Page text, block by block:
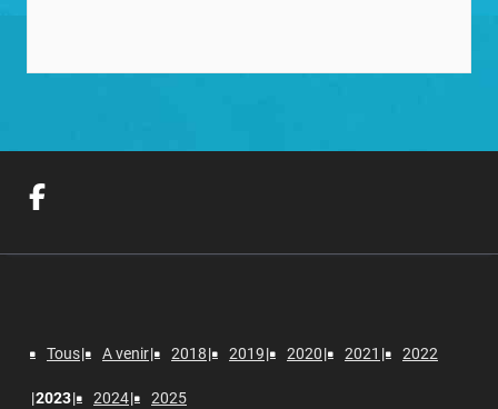
Tous A venir 2018 2019 2020 2021 2022
2023 2024 2025